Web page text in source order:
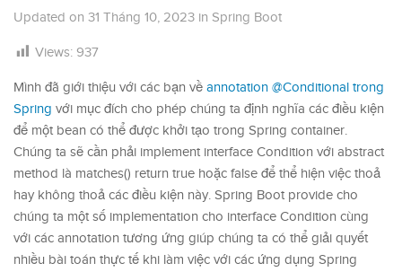
Updated on 31 Tháng 10, 2023 in Spring Boot
Views: 937
Mình đã giới thiệu với các bạn về annotation @Conditional trong
Spring với mục đích cho phép chúng ta định nghĩa các điều kiện
để một bean có thể được khởi tạo trong Spring container.
Chúng ta sẽ cần phải implement interface Condition với abstract
method là matches() return true hoặc false để thể hiện việc thoả
hay không thoả các điều kiện này. Spring Boot provide cho
chúng ta một số implementation cho interface Condition cùng
với các annotation tương ứng giúp chúng ta có thể giải quyết
nhiều bài toán thực tế khi làm việc với các ứng dụng Spring